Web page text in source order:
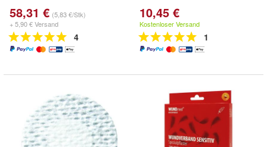
58,31 € (5,83 €/Stk)
+ 5,90 € Versand
4
10,45 €
Kostenloser Versand
1